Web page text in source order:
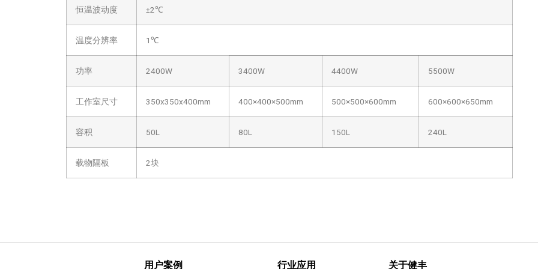
恒温波动度 ±2℃
温度分辨率 1℃
功率 2400W 3400W 4400W 5500W
工作室尺寸 350x350x400mm 400×400×500mm 500×500×600mm 600×600×650mm
容积 50L 80L 150L 240L
载物隔板 2块
用户案例 行业应用 关于健丰